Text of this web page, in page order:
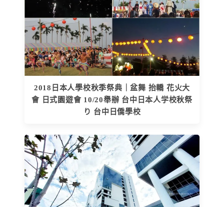
2018日本人學校秋季祭典｜盆舞 抬轎 花火大
會 日式園遊會 10/20舉辦 台中日本人学校秋祭
り 台中日僑學校